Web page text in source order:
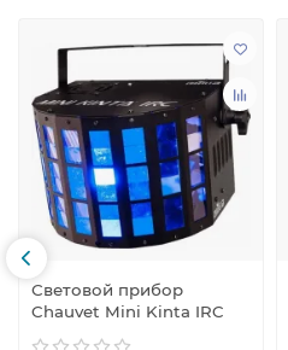
Световой прибор
Chauvet Mini Kinta IRC